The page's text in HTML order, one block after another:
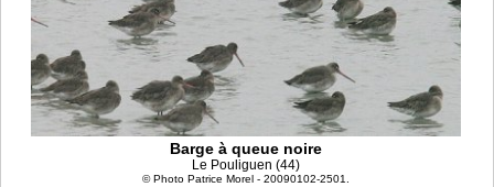
Barge à queue noire
Le Pouliguen (44)
© Photo Patrice Morel - 20090102-2501.